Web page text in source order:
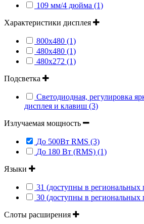
109 мм/4 дюйма (1)
Характеристики дисплея
800х480 (1)
480х480 (1)
480х272 (1)
Подсветка
Светодиодная, регулировка
дисплея и клавиш (3)
Излучаемая мощность
До 500Вт RMS (3)
До 180 Вт (RMS) (1)
Языки
31 (доступны в региональных
30 (доступны в региональных
Слоты расширения